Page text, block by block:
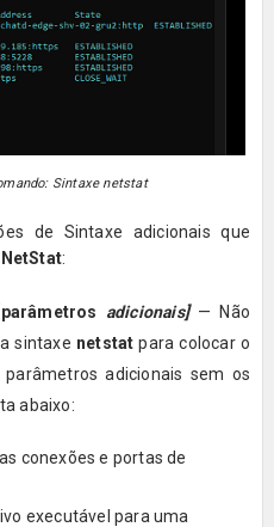
Sintaxe netstat
de Sintaxe adicionais que
NetStat:
adicionais] — Não
sintaxe netstat para colocar o
adicionais sem os
abaixo:
conexões e portas de
executável para uma